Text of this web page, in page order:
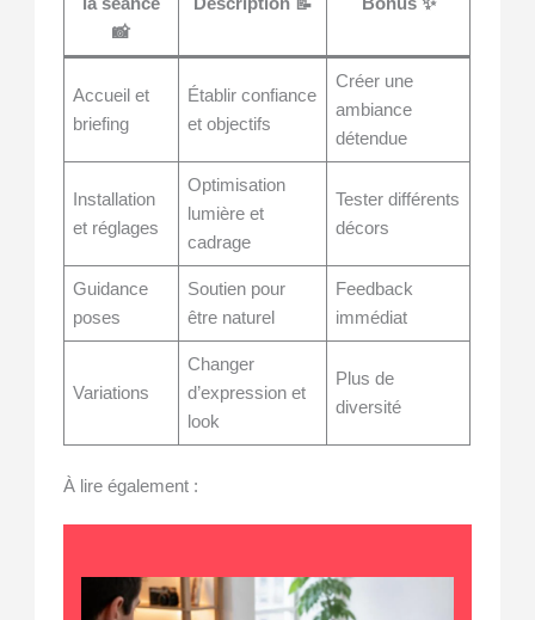
📸
Accueil et
briefing
Établir confiance
et objectifs
Créer une
ambiance
détendue
Installation
et réglages
Optimisation
lumière et
cadrage
Tester différents
décors
Guidance
poses
Soutien pour
être naturel
Feedback
immédiat
Variations
Changer
d’expression et
look
Plus de
diversité
À lire également :